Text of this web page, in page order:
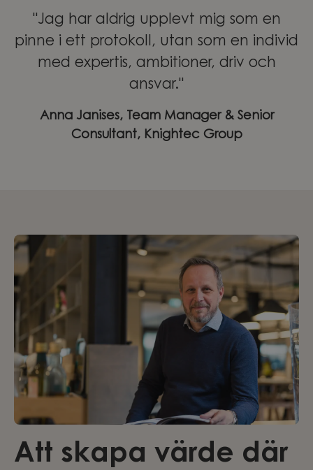
"Jag har aldrig upplevt mig som en
pinne i ett protokoll, utan som en individ
med expertis, ambitioner, driv och
ansvar."
Anna Janises, Team Manager & Senior
Consultant, Knightec Group
Att skapa värde där